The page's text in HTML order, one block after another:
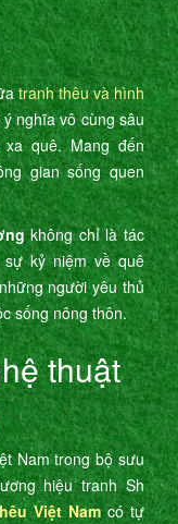
tranh thêu và hình
nghĩa vô cùng sâu
quê. Mang đến
gian sống quen
không chỉ là tác
kỷ niệm về quê
người yêu thủ
sống nông thôn.
thuật
Nam trong bộ sưu
hiệu tranh Sh
Việt Namcó tự